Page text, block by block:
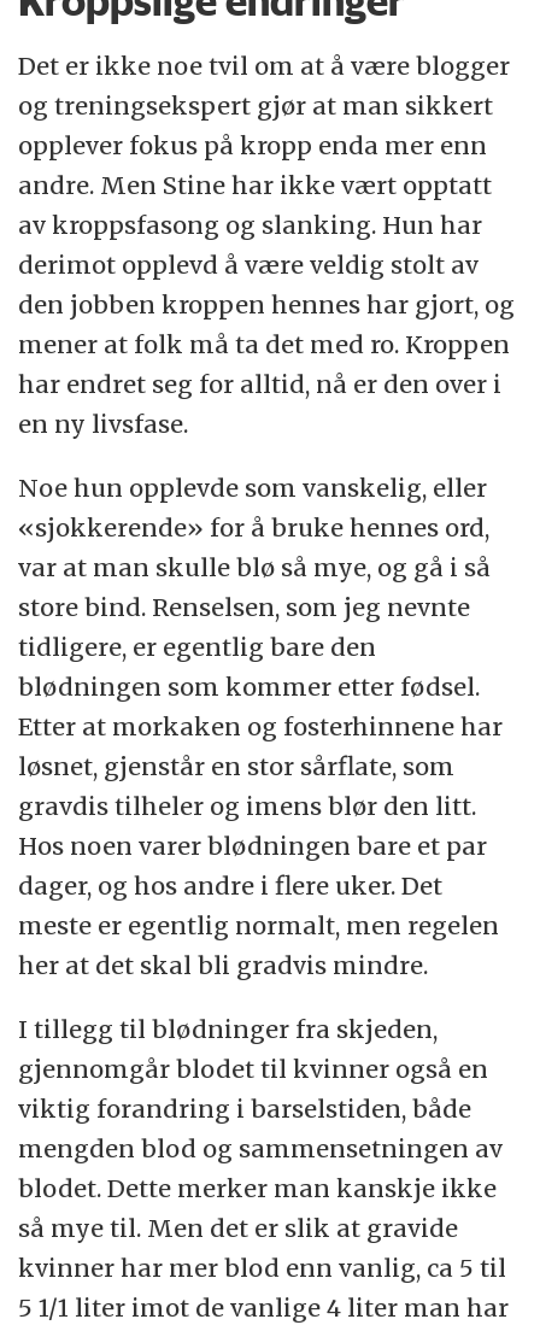
Det er ikke noe tvil om at å være blogger
og treningsekspert gjør at man sikkert
opplever fokus på kropp enda mer enn
andre. Men Stine har ikke vært opptatt
av kroppsfasong og slanking. Hun har
derimot opplevd å være veldig stolt av
den jobben kroppen hennes har gjort, og
mener at folk må ta det med ro. Kroppen
har endret seg for alltid, nå er den over i
en ny livsfase.
Noe hun opplevde som vanskelig, eller
«sjokkerende» for å bruke hennes ord,
var at man skulle blø så mye, og gå i så
store bind. Renselsen, som jeg nevnte
tidligere, er egentlig bare den
blødningen som kommer etter fødsel.
Etter at morkaken og fosterhinnene har
løsnet, gjenstår en stor sårflate, som
gravdis tilheler og imens blør den litt.
Hos noen varer blødningen bare et par
dager, og hos andre i flere uker. Det
meste er egentlig normalt, men regelen
her at det skal bli gradvis mindre.
I tillegg til blødninger fra skjeden,
gjennomgår blodet til kvinner også en
viktig forandring i barselstiden, både
mengden blod og sammensetningen av
blodet. Dette merker man kanskje ikke
så mye til. Men det er slik at gravide
kvinner har mer blod enn vanlig, ca 5 til
5 1/1 liter imot de vanlige 4 liter man har